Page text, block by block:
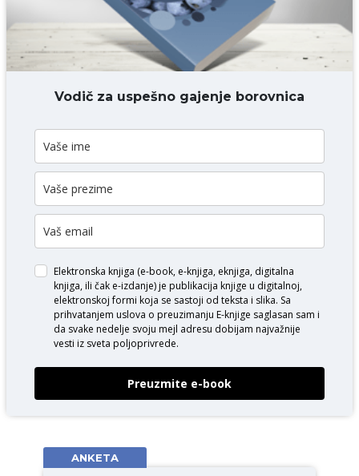
DODAJ KOMENTAR
Vodič za uspešno gajenje borovnica
Elektronska knjiga (e-book, e-knjiga, eknjiga, digitalna
knjiga, ili čak e-izdanje) je publikacija knjige u digitalnoj,
elektronskoj formi koja se sastoji od teksta i slika. Sa
prihvatanjem uslova o preuzimanju E-knjige saglasan sam i
da svake nedelje svoju mejl adresu dobijam najvažnije
vesti iz sveta poljoprivrede.
Preuzmite e-book
ANKETA